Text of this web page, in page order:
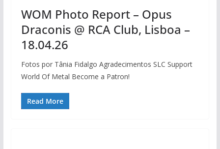
WOM Photo Report – Opus
Draconis @ RCA Club, Lisboa –
18.04.26
Fotos por Tânia Fidalgo Agradecimentos SLC Support
World Of Metal Become a Patron!
Read More